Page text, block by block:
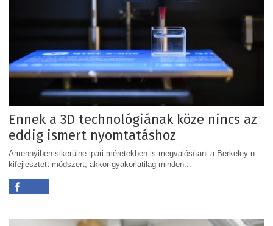
Ennek a 3D technológiának köze nincs az
eddig ismert nyomtatáshoz
Amennyiben sikerülne ipari méretekben is megvalósítani a Berkeley-n
kifejlesztett módszert, akkor gyakorlatilag minden...